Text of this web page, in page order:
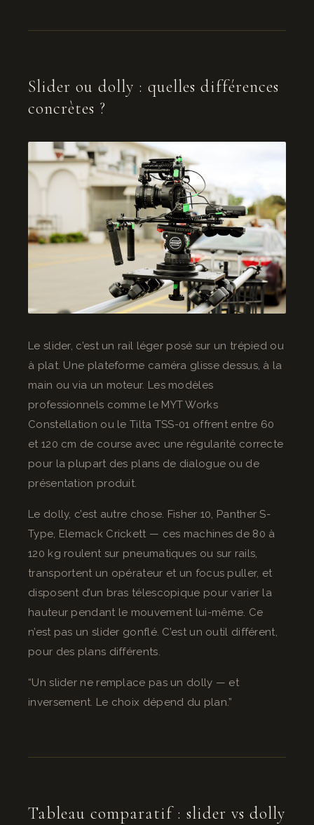
Slider ou dolly : quelles différences
concrètes ?
Le slider, c’est un rail léger posé sur un trépied ou
à plat. Une plateforme caméra glisse dessus, à la
main ou via un moteur. Les modèles
professionnels comme le MYT Works
Constellation ou le Tilta TSS-01 offrent entre 60
et 120 cm de course avec une régularité correcte
pour la plupart des plans de dialogue ou de
présentation produit.
Le dolly, c’est autre chose. Fisher 10, Panther S-
Type, Elemack Crickett — ces machines de 80 à
120 kg roulent sur pneumatiques ou sur rails,
transportent un opérateur et un focus puller, et
disposent d’un bras télescopique pour varier la
hauteur pendant le mouvement lui-même. Ce
n’est pas un slider gonflé. C’est un outil différent,
pour des plans différents.
“Un slider ne remplace pas un dolly — et
inversement. Le choix dépend du plan.”
Tableau comparatif : slider vs dolly